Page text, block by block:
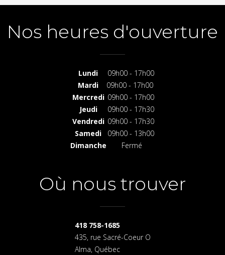
Nos heures d'ouverture
Lundi
09h00 - 17h00
Mardi
09h00 - 17h00
Mercredi 09h00 - 17h00
Jeudi
09h00 - 17h30
Vendredi 09h00 - 17h30
Samedi
09h00 - 13h00
Dimanche
Fermé
Où nous trouver
418 758-1685
435, rue Sacré-Coeur O
Alma, Québec